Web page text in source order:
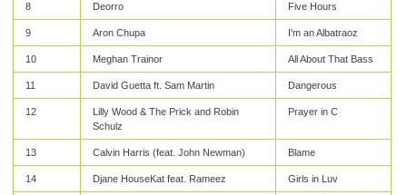
8 Deorro Five Hours
9 Aron Chupa I'm an Albatraoz
10 Meghan Trainor All About That Bass
11 David Guetta ft. Sam Martin Dangerous
12
Lilly Wood & The Prick and Robin
Schulz
Prayer in C
13 Calvin Harris (feat. John Newman) Blame
14 Djane HouseKat feat. Rameez Girls in Luv